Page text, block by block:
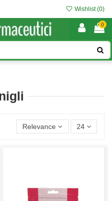
Wishlist (0)
0
Relevance 24